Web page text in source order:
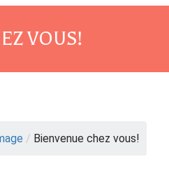
VOUS!
/ Bienvenue chez vous!